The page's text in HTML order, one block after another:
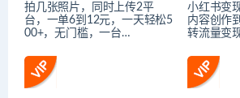
拍几张照片，同时上传2平
台，一单6到12元，一天轻松5
00+，无门槛，一台…
小红书变
内容创作
转流量变